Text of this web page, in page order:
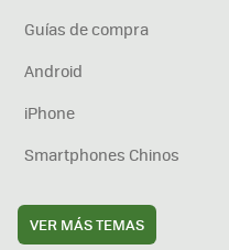
Guías de compra
Android
iPhone
Smartphones Chinos
VER MÁS TEMAS